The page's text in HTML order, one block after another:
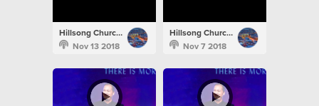
Hillsong Church Portugal
Nov 13 2018
Hillsong Church Portugal
Nov 7 2018